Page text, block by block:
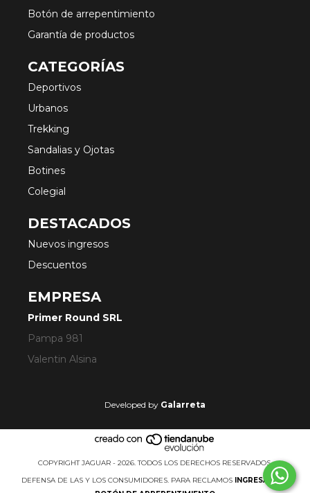
Botón de arrepentimiento
Garantía de productos
CATEGORÍAS
Deportivos
Urbanos
Trekking
Sandalias y Ojotas
Botines
Colegial
DESTACADOS
Nuevos ingresos
Descuentos
EMPRESA
Primer Round SRL
Pampa 981
Valentin Alsina
Developed by Galarreta
COPYRIGHT JAGUAR - 2026. TODOS LOS DERECHOS RESERVADOS.
DEFENSA DE LAS Y LOS CONSUMIDORES. PARA RECLAMOS INGRESÁ ACÁ.